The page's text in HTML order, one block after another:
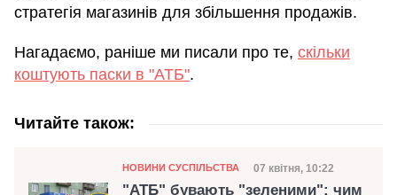
стратегія магазинів для збільшення продажів.
Нагадаємо, раніше ми писали про те, скільки
коштують паски в "АТБ".
Читайте також:
Категорія
НОВИНИ СУСПІЛЬСТВА Дата публікації
07 квітня, 10:22
"АТБ" бувають "зеленими": чим